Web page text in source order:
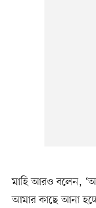
মাহি আরও বলেন,
আমার কাছে আনা